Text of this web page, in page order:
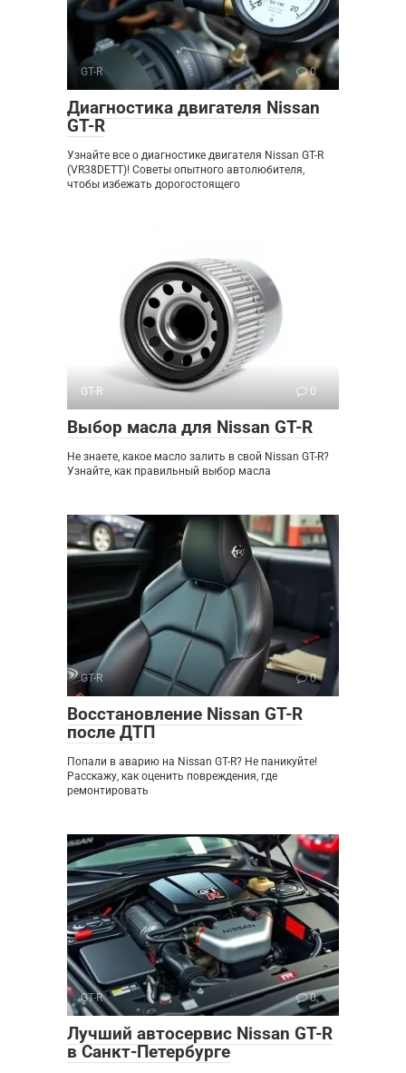
GT-R 0
Диагностика двигателя Nissan
GT-R
Узнайте все о диагностике двигателя Nissan GT-R
(VR38DETT)! Советы опытного автолюбителя,
чтобы избежать дорогостоящего
GT-R 0
Выбор масла для Nissan GT-R
Не знаете, какое масло залить в свой Nissan GT-R?
Узнайте, как правильный выбор масла
GT-R 0
Восстановление Nissan GT-R
после ДТП
Попали в аварию на Nissan GT-R? Не паникуйте!
Расскажу, как оценить повреждения, где
ремонтировать
GT-R 0
Лучший автосервис Nissan GT-R
в Санкт-Петербурге